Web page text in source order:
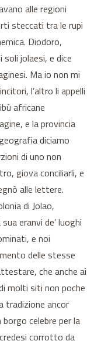
alle regioni
steccati tra le rupi
Diodoro,
jolaesi, e dice
Ma io non mi
l’altro li appelli
africane
e la provincia
diciamo
di uno non
giova conciliarli, e
alle lettere.
di Jolao,
eranvi de’ luoghi
e noi
delle stesse
che anche ai
molti siti non poche
tradizione ancor
celebre per la
corrotto da